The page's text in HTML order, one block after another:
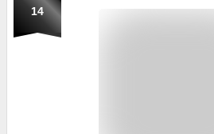
14